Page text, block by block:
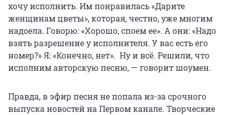
хочу исполнить. Им понравилась «Дарите
женщинам цветы», которая, честно, уже многим
надоела. Говорю: «Хорошо, споем ее». А они: «Надо
взять разрешение у исполнителя. У вас есть его
номер?» Я: «Конечно, нет». Ну и всё. Решили, что
исполним авторскую песню, — говорит шоумен.
Правда, в эфир песня не попала из-за срочного
выпуска новостей на Первом канале. Творческие